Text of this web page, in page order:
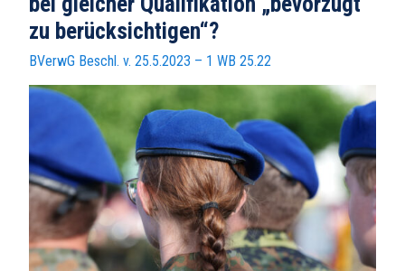
zu berücksichtigen“?
BVerwG Beschl. v. 25.5.2023 – 1 WB 25.22